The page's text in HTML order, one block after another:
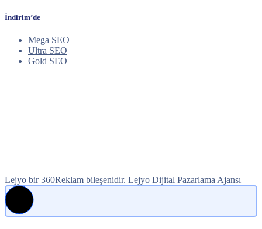
İndirim’de
Mega SEO
Ultra SEO
Gold SEO
Lejyo bir 360Reklam bileşenidir. Lejyo Dijital Pazarlama Ajansı